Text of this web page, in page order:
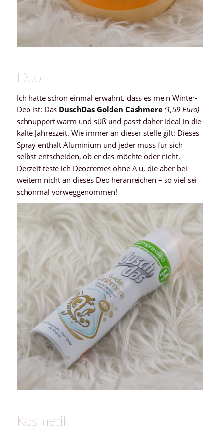
Deo
Ich hatte schon einmal erwähnt, dass es mein Winter-
Deo ist: Das DuschDas Golden Cashmere (1,59 Euro)
schnuppert warm und süß und passt daher ideal in die
kalte Jahreszeit. Wie immer an dieser stelle gilt: Dieses
Spray enthält Aluminium und jeder muss für sich
selbst entscheiden, ob er das möchte oder nicht.
Derzeit teste ich Deocremes ohne Alu, die aber bei
weitem nicht an dieses Deo heranreichen – so viel sei
schonmal vorweggenommen!
Kosmetik